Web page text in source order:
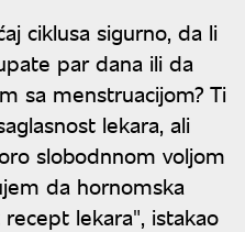
ciklusa sigurno, da li
par dana ili da
sa menstruacijom? Ti
lekara, ali
slobodnnom voljom
da hornomska
lekara", istakao